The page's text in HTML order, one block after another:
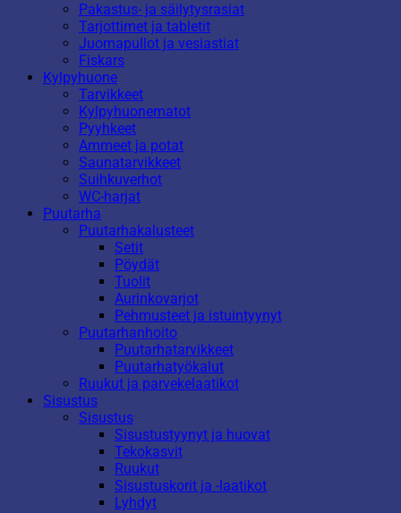
Pakastus- ja säilytysrasiat
Tarjottimet ja tabletit
Juomapullot ja vesiastiat
Fiskars
Kylpyhuone
Tarvikkeet
Kylpyhuonematot
Pyyhkeet
Ammeet ja potat
Saunatarvikkeet
Suihkuverhot
WC-harjat
Puutarha
Puutarhakalusteet
Setit
Pöydät
Tuolit
Aurinkovarjot
Pehmusteet ja istuintyynyt
Puutarhanhoito
Puutarhatarvikkeet
Puutarhatyökalut
Ruukut ja parvekelaatikot
Sisustus
Sisustus
Sisustustyynyt ja huovat
Tekokasvit
Ruukut
Sisustuskorit ja -laatikot
Lyhdyt